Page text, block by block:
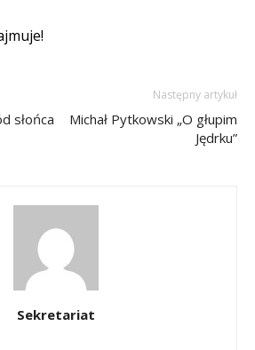
słońca
Następny artykuł
Michał Pytkowski „O głupim
Jędrku”
Sekretariat